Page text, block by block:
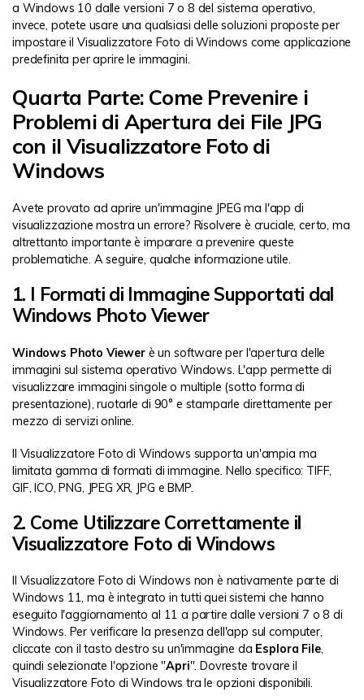
a Windows 10 dalle versioni 7 o 8 del sistema operativo,
invece, potete usare una qualsiasi delle soluzioni proposte per
impostare il Visualizzatore Foto di Windows come applicazione
predefinita per aprire le immagini.
Quarta Parte: Come Prevenire i
Problemi di Apertura dei File JPG
con il Visualizzatore Foto di
Windows
Avete provato ad aprire un'immagine JPEG ma l'app di
visualizzazione mostra un errore? Risolvere è cruciale, certo, ma
altrettanto importante è imparare a prevenire queste
problematiche. A seguire, qualche informazione utile.
1. I Formati di Immagine Supportati dal
Windows Photo Viewer
Windows Photo Viewerè un software per l'apertura delle
immagini sul sistema operativo Windows. L'app permette di
visualizzare immagini singole o multiple (sotto forma di
presentazione), ruotarle di 90° e stamparle direttamente per
mezzo di servizi online.
Il Visualizzatore Foto di Windows supporta un'ampia ma
limitata gamma di formati di immagine. Nello specifico: TIFF,
GIF, ICO, PNG, JPEG XR, JPG e BMP.
2. Come Utilizzare Correttamente il
Visualizzatore Foto di Windows
Il Visualizzatore Foto di Windows non è nativamente parte di
Windows 11, ma è integrato in tutti quei sistemi che hanno
eseguito l'aggiornamento al 11 a partire dalle versioni 7 o 8 di
Windows. Per verificare la presenza dell'app sul computer,
cliccate con il tasto destro su un'immagine da Esplora File,
quindi selezionate l'opzione "Apri". Dovreste trovare il
Visualizzatore Foto di Windows tra le opzioni disponibili.